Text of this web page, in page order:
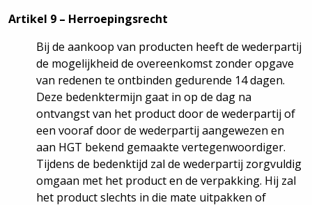
Artikel 9 – Herroepingsrecht
Bij de aankoop van producten heeft de wederpartij
de mogelijkheid de overeenkomst zonder opgave
van redenen te ontbinden gedurende 14 dagen.
Deze bedenktermijn gaat in op de dag na
ontvangst van het product door de wederpartij of
een vooraf door de wederpartij aangewezen en
aan HGT bekend gemaakte vertegenwoordiger.
Tijdens de bedenktijd zal de wederpartij zorgvuldig
omgaan met het product en de verpakking. Hij zal
het product slechts in die mate uitpakken of